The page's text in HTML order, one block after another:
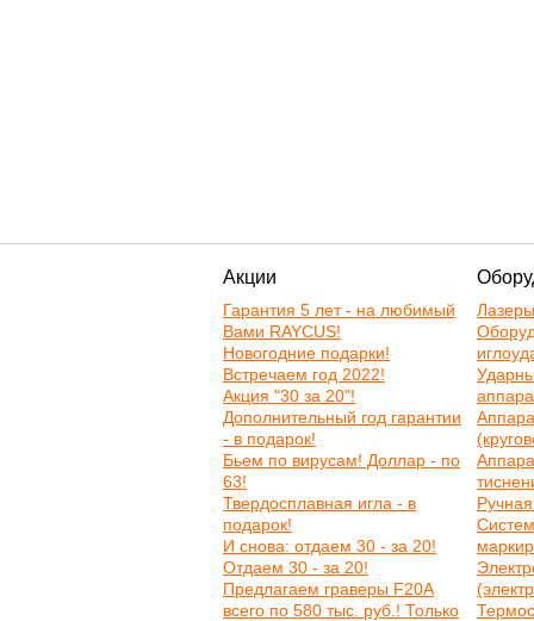
Акции
Гарантия 5 лет - на любимый
Вами RAYCUS!
Новогодние подарки!
Встречаем год 2022!
Акция "30 за 20"!
Дополнительный год гарантии
- в подарок!
Бьем по вирусам! Доллар - по
63!
Твердосплавная игла - в
подарок!
И снова: отдаем 30 - за 20!
Отдаем 30 - за 20!
Предлагаем граверы F20A
всего по 580 тыс. руб.! Только
Лазеры